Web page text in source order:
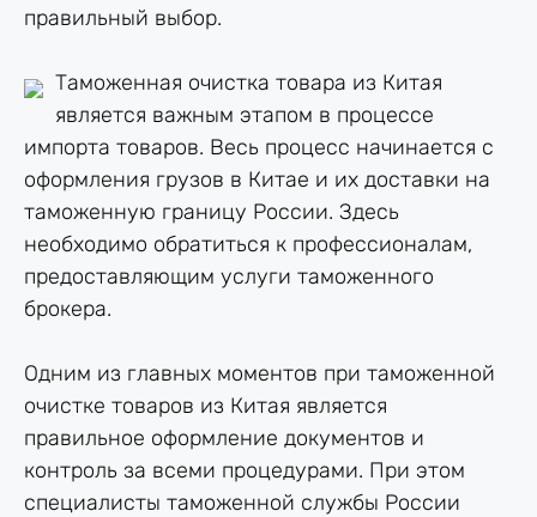
правильный выбор.
Таможенная очистка товара из Китая
является важным этапом в процессе
импорта товаров. Весь процесс начинается с
оформления грузов в Китае и их доставки на
таможенную границу России. Здесь
необходимо обратиться к профессионалам,
предоставляющим услуги таможенного
брокера.
Одним из главных моментов при таможенной
очистке товаров из Китая является
правильное оформление документов и
контроль за всеми процедурами. При этом
специалисты таможенной службы России